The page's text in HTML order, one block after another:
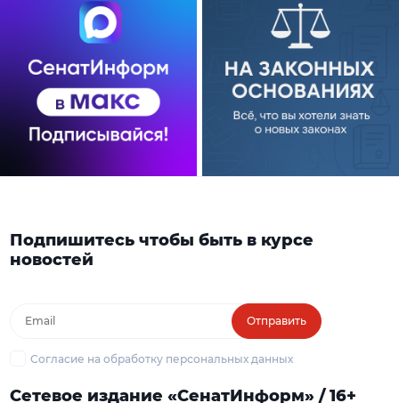
Подпишитесь чтобы быть в курсе
новостей
Отправить
Согласие на обработку персональных данных
Сетевое издание «СенатИнформ» / 16+